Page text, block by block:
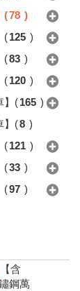
(78 )
(125 )
(83 )
(120 )
(165 )
(8 )
(121 )
(33 )
(97 )
【含
鋼萬